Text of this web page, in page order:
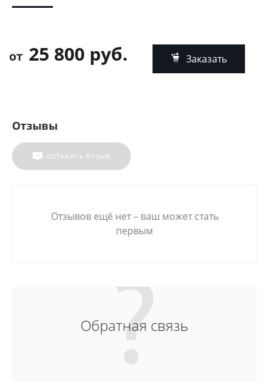
от 25 800 руб. Заказать
Отзывы
ОСТАВИТЬ ОТЗЫВ
Отзывов ещё нет – ваш может стать
первым
Обратная связь